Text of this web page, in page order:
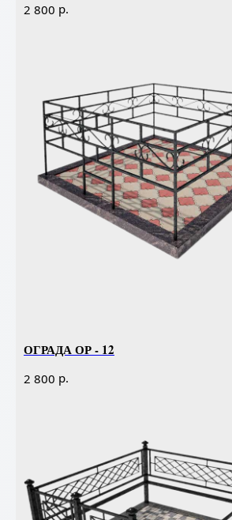
2 800 р.
ОГРАДА ОР - 12
2 800 р.